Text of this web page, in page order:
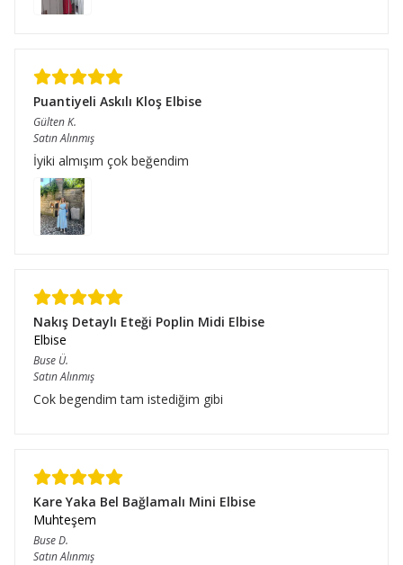
Puantiyeli Askılı Kloş Elbise
GültenK.
Satın Alınmış
İyiki almışım çok beğendim
Nakış Detaylı Eteği Poplin Midi Elbise
Elbise
Buse Ü.
Satın Alınmış
Cok begendim tam istediğim gibi
Kare Yaka Bel Bağlamalı Mini Elbise
Muhteşem
BuseD.
Satın Alınmış